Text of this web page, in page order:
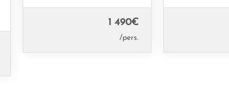
1 490€
/pers.